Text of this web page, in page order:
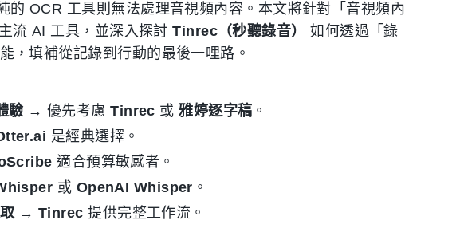
的 OCR 工具則無法處理音視頻內容。本文將針對「音視頻內
流 AI 工具，並深入探討Tinrec（秒聽錄音）
如何透過「錄
，填補從記錄到行動的最後一哩路。
驗 → 優先考慮Tinrec 或雅婷逐字稿 。
是經典選擇。
適合預算敏感者。
或 OpenAI Whisper 。
→Tinrec 提供完整工作流。